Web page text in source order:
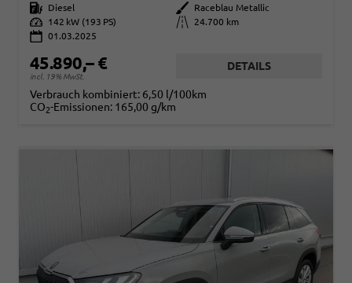
Kraftstoff
Diesel Außenfarbe
Raceblau Metallic
Leistung
142 kW (193 PS) Kilometerstand
24.700 km
01.03.2025
45.890,– €
incl. 19% MwSt.
DETAILS
Verbrauch kombiniert: 6,50 l/100km
CO2-Emissionen: 165,00 g/km